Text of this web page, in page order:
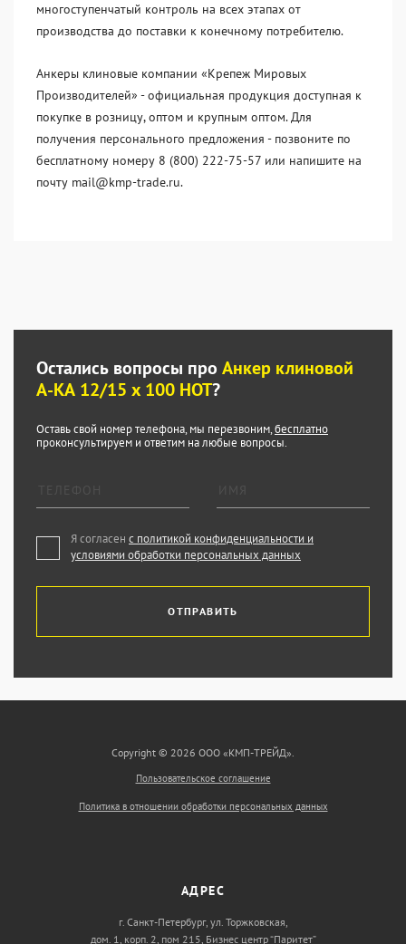
многоступенчатый контроль на всех этапах от
производства до поставки к конечному потребителю.
Анкеры клиновые компании «Крепеж Мировых
Производителей» - официальная продукция доступная к
покупке в розницу, оптом и крупным оптом. Для
получения персонального предложения - позвоните по
бесплатному номеру 8 (800) 222-75-57 или напишите на
почту mail@kmp-trade.ru.
Остались вопросы про Анкер клиновой
А-КА 12/15 x 100 HOT?
Оставь свой номер телефона, мы перезвоним,бесплатно
проконсультируем и ответим на любые вопросы.
Я согласен с политикой конфиденциальности и
условиями обработки персональных данных
ОТПРАВИТЬ
Copyright © 2026 ООО «КМП-ТРЕЙД».
Пользовательское соглашение
Политика в отношении обработки персональных данных
АДРЕС
г. Санкт-Петербург, ул. Торжковская,
дом. 1, корп. 2, пом 215, Бизнес центр “Паритет”